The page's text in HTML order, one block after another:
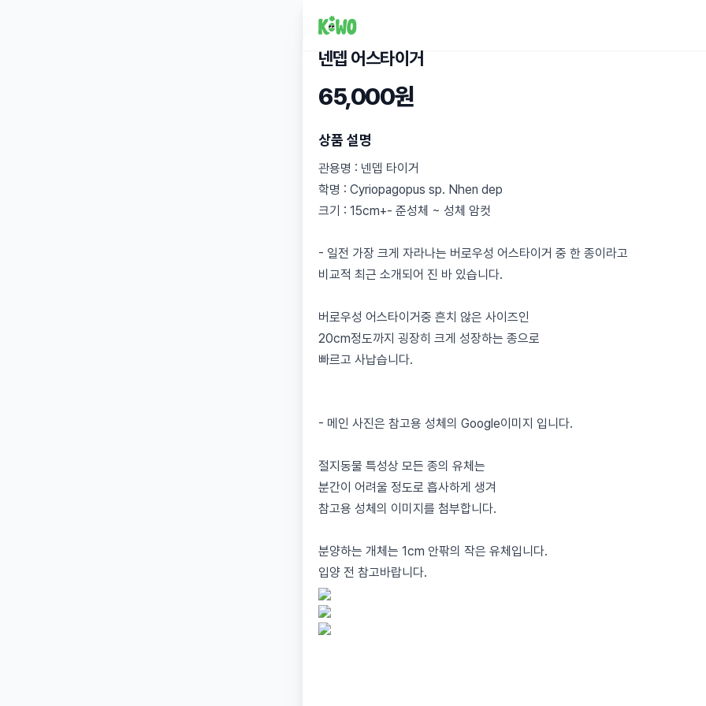
넨뎁 어스타이거
65,000원
상품 설명
관용명 : 넨뎁 타이거
학명 : Cyriopagopus sp. Nhen dep
크기 : 15cm+- 준성체 ~ 성체 암컷
- 일전 가장 크게 자라나는 버로우성 어스타이거 중 한 종이라고
비교적 최근 소개되어 진 바 있습니다.
버로우성 어스타이거중 흔치 않은 사이즈인
20cm정도까지 굉장히 크게 성장하는 종으로
빠르고 사납습니다.
- 메인 사진은 참고용 성체의 Google이미지 입니다.
절지동물 특성상 모든 종의 유체는
분간이 어려울 정도로 흡사하게 생겨
참고용 성체의 이미지를 첨부합니다.
분양하는 개체는 1cm 안팎의 작은 유체입니다.
입양 전 참고바랍니다.